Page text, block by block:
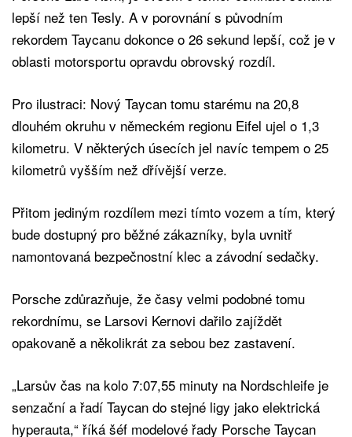
lepší než ten Tesly. A v porovnání s původním
rekordem Taycanu dokonce o 26 sekund lepší, což je v
oblasti motorsportu opravdu obrovský rozdíl.
Pro ilustraci: Nový Taycan tomu starému na 20,8
dlouhém okruhu v německém regionu Eifel ujel o 1,3
kilometru. V některých úsecích jel navíc tempem o 25
kilometrů vyšším než dřívější verze.
Přitom jediným rozdílem mezi tímto vozem a tím, který
bude dostupný pro běžné zákazníky, byla uvnitř
namontovaná bezpečnostní klec a závodní sedačky.
Porsche zdůrazňuje, že časy velmi podobné tomu
rekordnímu, se Larsovi Kernovi dařilo zajíždět
opakovaně a několikrát za sebou bez zastavení.
„Larsův čas na kolo 7:07,55 minuty na Nordschleife je
senzační a řadí Taycan do stejné ligy jako elektrická
hyperauta,“ říká šéf modelové řady Porsche Taycan